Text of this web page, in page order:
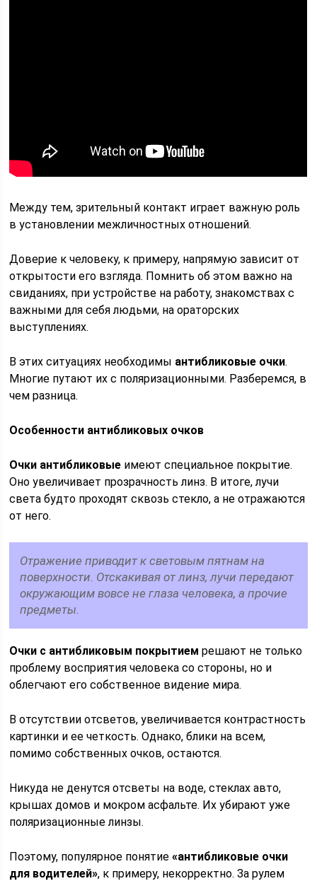
Между тем, зрительный контакт играет важную роль
в установлении межличностных отношений.
Доверие к человеку, к примеру, напрямую зависит от
открытости его взгляда. Помнить об этом важно на
свиданиях, при устройстве на работу, знакомствах с
важными для себя людьми, на ораторских
выступлениях.
В этих ситуациях необходимы антибликовые очки.
Многие путают их с поляризационными. Разберемся, в
чем разница.
Особенности антибликовых очков
Очки антибликовые имеют специальное покрытие.
Оно увеличивает прозрачность линз. В итоге, лучи
света будто проходят сквозь стекло, а не отражаются
от него.
Отражение приводит к световым пятнам на
поверхности. Отскакивая от линз, лучи передают
окружающим вовсе не глаза человека, а прочие
предметы.
Очки с антибликовым покрытием решают не только
проблему восприятия человека со стороны, но и
облегчают его собственное видение мира.
В отсутствии отсветов, увеличивается контрастность
картинки и ее четкость. Однако, блики на всем,
помимо собственных очков, остаются.
Никуда не денутся отсветы на воде, стеклах авто,
крышах домов и мокром асфальте. Их убирают уже
поляризационные линзы.
Поэтому, популярное понятие«антибликовые очки
для водителей», к примеру, некорректно. За рулем